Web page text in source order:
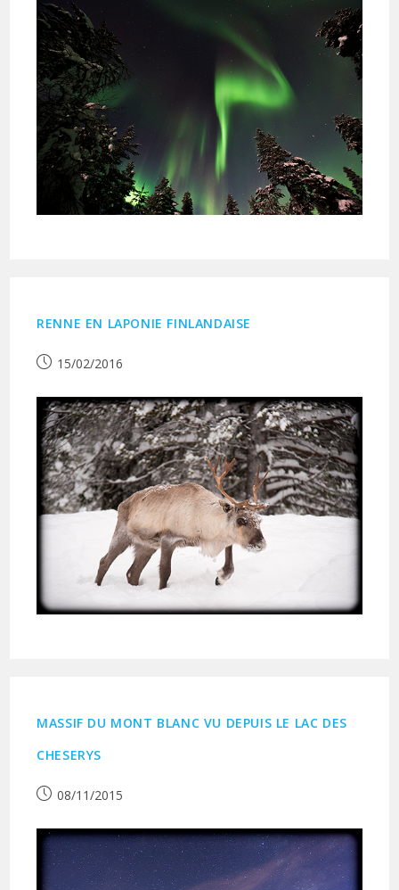
RENNE EN LAPONIE FINLANDAISE
Publication
15/02/2016
MASSIF DU MONT BLANC VU DEPUIS LE LAC DES
CHESERYS
Publication
08/11/2015